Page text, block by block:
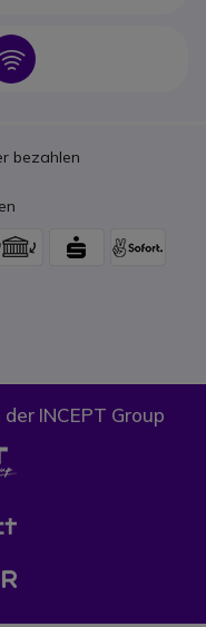
Icon
bezahlen
INCEPT Group